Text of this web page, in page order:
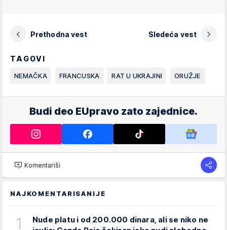
Prethodna vest Sledeća vest
TAGOVI
NEMAČKA FRANCUSKA RAT U UKRAJINI ORUŽJE
Budi deo EUpravo zato zajednice.
Komentariši
NAJKOMENTARISANIJE
1
Nude platu i od 200.000 dinara, ali se niko ne